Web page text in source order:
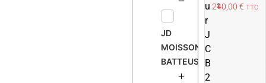
JD
MOISSONNEUSE
BATTEUSE
u
r
J
C
B
2
1
240,00 € TTC